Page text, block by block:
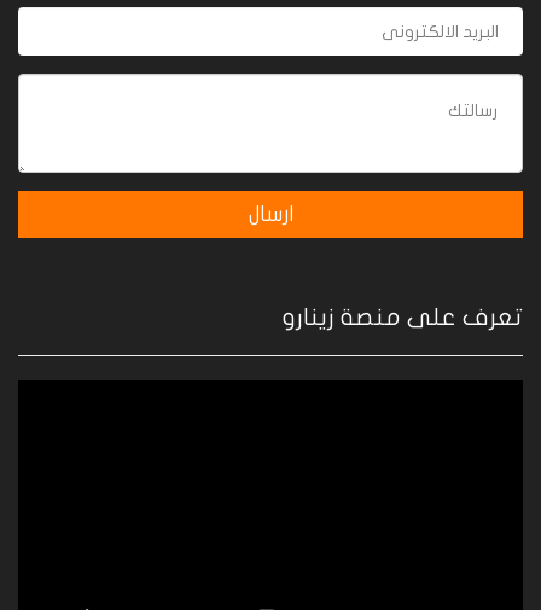
تعرف على منصة زينارو